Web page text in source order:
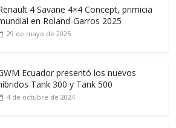
4 Savane 4×4 Concept, primicia
en Roland-Garros 2025
29 de mayo de 2025
Ecuador presentó los nuevos
Tank 300 y Tank 500
4 de octubre de 2024